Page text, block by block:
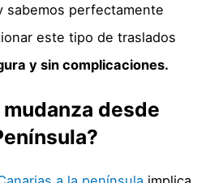
sabemos perfectamente
este tipo de traslados
y sin complicaciones.
desde